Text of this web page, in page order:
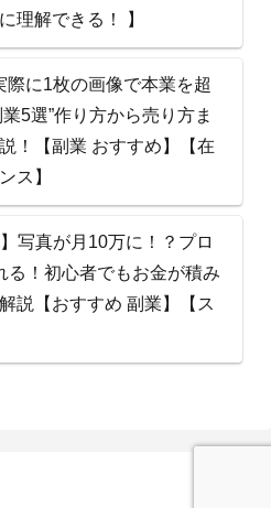
理解できる！ 】
際に1枚の画像で本業を超
5選”作り方から売り方ま
！【副業 おすすめ】【在
ス】
写真が月10万に！？プロ
る！初心者でもお金が積み
説【おすすめ 副業】【ス